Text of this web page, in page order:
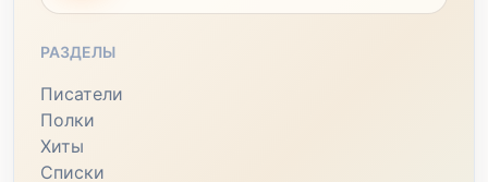
РАЗДЕЛЫ
Писатели
Полки
Хиты
Списки